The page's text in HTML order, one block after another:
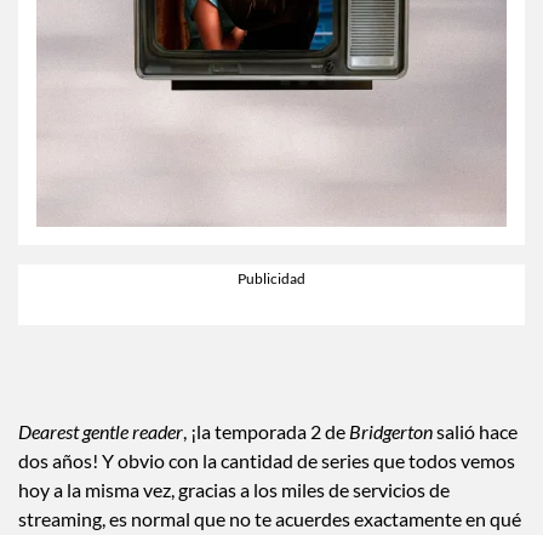
Dearest gentle reader, ¡la temporada 2 de Bridgertonsalió hace
dos años! Y obvio con la cantidad de series que todos vemos
hoy a la misma vez, gracias a los miles de servicios de
streaming, es normal que no te acuerdes exactamente en qué